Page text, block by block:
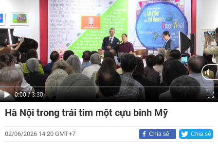
Current
Time
0:00 / Duration
3:30
Hà Nội trong trái tim một cựu binh Mỹ
02/06/2026 14:20 GMT+7 Chia sẻ Chia sẻ